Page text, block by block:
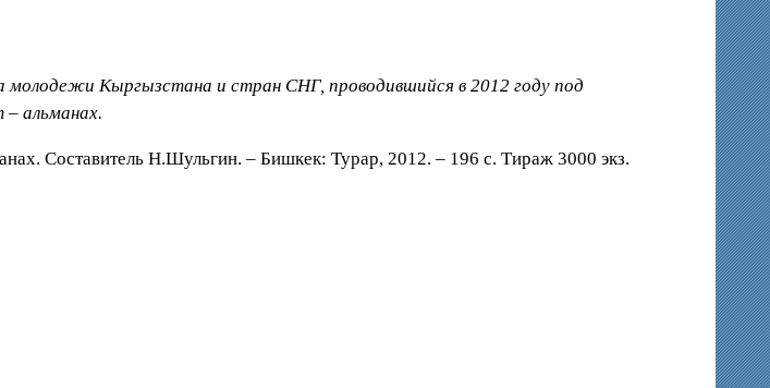
молодежи Кыргызстана и стран СНГ, проводившийся в 2012 году под
– альманах.
Составитель Н.Шульгин. – Бишкек: Турар, 2012. – 196 с. Тираж 3000 экз.